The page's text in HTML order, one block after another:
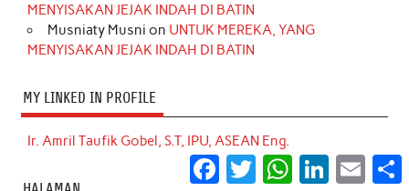
MENYISAKAN JEJAK INDAH DI BATIN
Musniaty Musni on UNTUK MEREKA, YANG
MENYISAKAN JEJAK INDAH DI BATIN
MY LINKED IN PROFILE
Ir. Amril Taufik Gobel, S.T, IPU, ASEAN Eng.
Facebook
Twitter WhatsApp
LinkedInEmail